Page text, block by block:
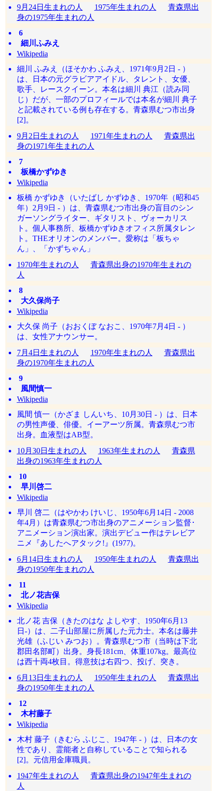
9月24日生まれの人
1975年生まれの人
青森県出
身の1975年生まれの人
6
細川ふみえ
Wikipedia
細川 ふみえ（ほそかわ ふみえ、1971年9月2日 - ）
は、日本の元グラビアアイドル、タレント、女優、
歌手、レースクイーン。本名は細川 典江（読み同
じ）だが、一部のプロフィールでは本名が細川 典子
と記載されている例も存在する。青森県むつ市出身
[2]。
9月2日生まれの人
1971年生まれの人
青森県出
身の1971年生まれの人
7
板橋かずゆき
Wikipedia
板橋 かずゆき（いたばし かずゆき、1970年（昭和45
年）2月9日 - ）は、青森県むつ市出身の盲目のシン
ガーソングライター、ギタリスト、ヴォーカリス
ト。個人事務所、板橋かずゆきオフィス所属タレン
ト。THEオリオンのメンバー。愛称は「板ちゃ
ん」、「かずちゃん」
1970年生まれの人
青森県出身の1970年生まれの
人
8
大久保尚子
Wikipedia
大久保 尚子（おおくぼ なおこ、1970年7月4日 - ）
は、女性アナウンサー。
7月4日生まれの人
1970年生まれの人
青森県出
身の1970年生まれの人
9
風間慎一
Wikipedia
風間 慎一（かざま しんいち、10月30日 - ）は、日本
の男性声優、俳優。イーアーツ所属。青森県むつ市
出身。血液型はAB型。
10月30日生まれの人
1963年生まれの人
青森県
出身の1963年生まれの人
10
早川啓二
Wikipedia
早川 啓二（はやかわ けいじ、1950年6月14日 - 2008
年4月）は青森県むつ市出身のアニメーション監督･
アニメーション演出家。演出デビュー作はテレビア
ニメ『あしたへアタック!』(1977)。
6月14日生まれの人
1950年生まれの人
青森県出
身の1950年生まれの人
11
北ノ花吉保
Wikipedia
北ノ花 吉保（きたのはな よしやす、1950年6月13
日-）は、二子山部屋に所属した元力士。本名は藤井
光雄（ふじい みつお）。青森県むつ市（当時は下北
郡田名部町）出身。身長181cm、体重107kg。最高位
は西十両4枚目。得意技は右四つ、投げ、突き。
6月13日生まれの人
1950年生まれの人
青森県出
身の1950年生まれの人
12
木村藤子
Wikipedia
木村 藤子（きむら ふじこ、1947年 - ）は、日本の女
性であり、霊能者と自称していることで知られる
[2]。元信用金庫職員。
1947年生まれの人
青森県出身の1947年生まれの
人